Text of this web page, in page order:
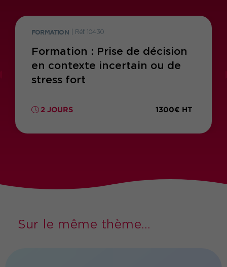
FORMATION Réf. 10430
Formation : Prise de décision
en contexte incertain ou de
stress fort
2 JOURS 1300€ HT
Sur le même thème...